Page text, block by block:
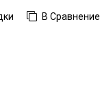
В Сравнение